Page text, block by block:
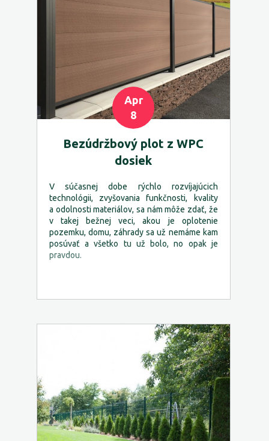
Bezúdržbový plot z WPC
dosiek
V súčasnej dobe rýchlo rozvíjajúcich
technológii, zvyšovania funkčnosti, kvality
a odolnosti materiálov, sa nám môže zdať, že
v takej bežnej veci, akou je oplotenie
pozemku, domu, záhrady sa už nemáme kam
posúvať a všetko tu už bolo, no opak je
pravdou.
Apr
8